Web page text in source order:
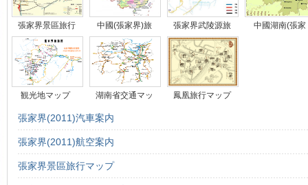
張家界景區旅行 中國(張家界)旅 張家界武陵源旅 中國湖南(張家
観光地マップ 湖南省交通マッ 鳳凰旅行マップ
張家界(2011)汽車案内
張家界(2011)航空案内
張家界景區旅行マップ